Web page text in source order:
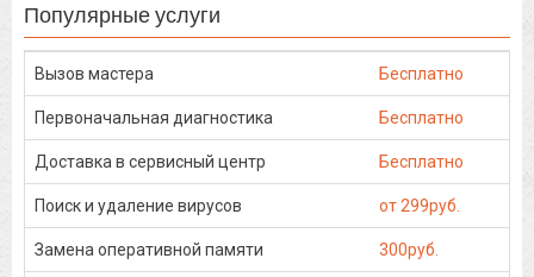
Популярные услуги
Вызов мастера Бесплатно
Первоначальная диагностика Бесплатно
Доставка в сервисный центр Бесплатно
Поиск и удаление вирусов от 299руб.
Замена оперативной памяти 300руб.